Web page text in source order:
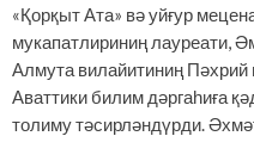
«Қорқыт Ата» вә уйғур
мукапатлириниң лауреати,
Алмута вилайитиниң Пәхрий
Аваттики билим дәргаһиға
толиму тәсирләндүрди.